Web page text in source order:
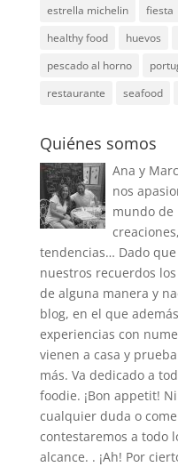
estrella michelin
fiesta
healthy food
huevos
pescado al horno
restaurante
seafood
Quiénes somos
Ana y
nos
mundo de
tendencias… Dado
nuestros recuerdos
de alguna manera y
blog, en el que
experiencias con
vienen a casa y
más. Va dedicado a
foodie. ¡Bon appetit!
cualquier duda o
contestaremos a todo
alcance. . ¡Ah! Por